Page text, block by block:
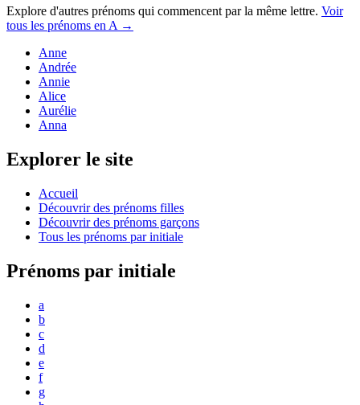
Explore d'autres prénoms qui commencent par la même lettre. Voir
tous les prénoms enA→
Anne
Andrée
Annie
Alice
Aurélie
Anna
Explorer le site
Accueil
Découvrir des prénoms filles
Découvrir des prénoms garçons
Tous les prénoms par initiale
Prénoms par initiale
a
b
c
d
e
f
g